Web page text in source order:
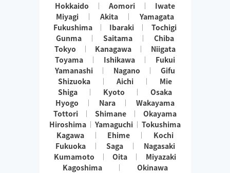
Hokkaido Aomori
Iwate
Miyagi
Akita
Yamagata
Fukushima
Ibaraki
Tochigi
Gunma
Saitama
Chiba
Tokyo
Kanagawa
Niigata
Toyama
Ishikawa
Fukui
Yamanashi
Nagano
Gifu
Shizuoka
Aichi
Mie
Shiga
Kyoto
Osaka
Hyogo
Nara
Wakayama
Tottori
Shimane
Okayama
Hiroshima
Yamaguchi
Tokushima
Kagawa
Ehime
Kochi
Fukuoka
Saga
Nagasaki
Kumamoto
Oita
Miyazaki
Kagoshima
Okinawa